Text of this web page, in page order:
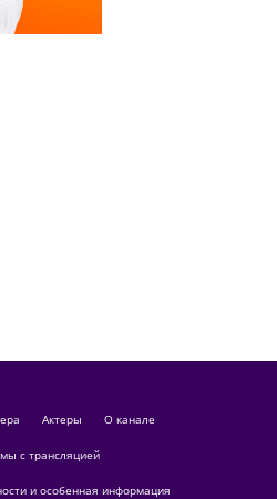
актеры О канале
с трансляцией
и особенная информация